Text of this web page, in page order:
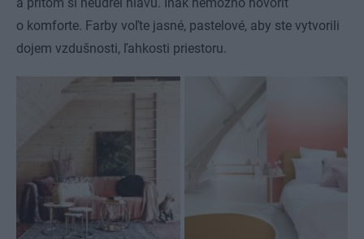
a pritom si neudrel hlavu. Inak nemožno hovoriť
o komforte. Farby voľte jasné, pastelové, aby ste vytvorili
dojem vzdušnosti, ľahkosti priestoru.